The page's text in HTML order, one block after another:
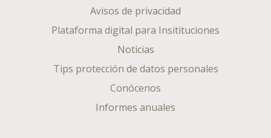
Avisos de privacidad
Plataforma digital para Insitituciones
Noticias
Tips protección de datos personales
Conócenos
Informes anuales